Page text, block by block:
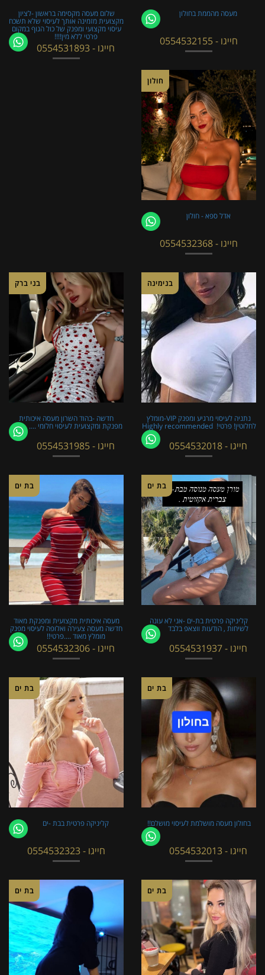
שלום מעסה מקסימה בראשון -לציון
מקצועית מזמינה אותך לעיסוי שלא תשכח
עיסוי מקצועי ומפנק של כול הגוף במקום
פרטי ללא מין!!!!
חייגו - 0554531893
מעסה מהממת בחולון
חייגו - 0554532155
חולון
אדל ספא - חולון
חייגו - 0554532368
בני ברק
חדשה -בהוד השרון מעסה איכותית
מפנקת ומקצועית לעיסוי חלומי ....
חייגו - 0554531985
בנימינה
נתניה לעיסוי מרגיע ומפנק VIP-מומלץ
לחלוטין! פרטי! ​​​​​​ Highly recommended
חייגו - 0554532018
בת ים
מעסה איכותית מקצועית ומפנקת מאוד
חדשה מעסה צעירה ואלופה לעיסוי מפנק
מומלץ מאוד ....פרטי!!
חייגו - 0554532306
בת ים
קליניקה פרטית בת-ים -אני לא עונה
לשיחות , הודעות ווצאפ בלבד
חייגו - 0554531937
בת ים
קליניקה פרטית בבת -ים
חייגו - 0554532323
בת ים
בחולון מעסה מושלמת לעיסוי מושלם!!
חייגו - 0554532013
בת ים בת ים